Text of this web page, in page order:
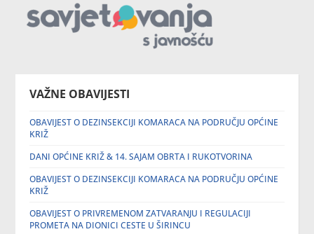
VAŽNE OBAVIJESTI
OBAVIJEST O DEZINSEKCIJI KOMARACA NA PODRUČJU OPĆINE
KRIŽ
DANI OPĆINE KRIŽ & 14. SAJAM OBRTA I RUKOTVORINA
OBAVIJEST O DEZINSEKCIJI KOMARACA NA PODRUČJU OPĆINE
KRIŽ
OBAVIJEST O PRIVREMENOM ZATVARANJU I REGULACIJI
PROMETA NA DIONICI CESTE U ŠIRINCU